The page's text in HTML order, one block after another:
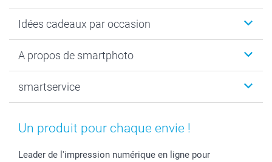
Cadeaux photo
Tirage photo & agrandissement
MyNameBook
Stickers & Etiquettes
Calendrier photos & Agendas photo
Idées cadeaux par occasion
Anniversaire
Fin d'études
Naissance & baptême
Toussaint
A propos de smartphoto
Durabilité
Conditions
Plaintes
smartservice
smartgarantie
smartfriends
Un produit pour chaque envie !
Leader de l'impression numérique en ligne pour